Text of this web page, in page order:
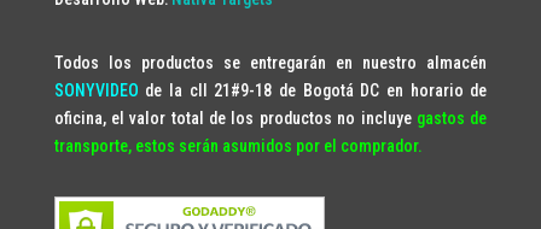
Todos los productos se entregarán en nuestro almacén
SONYVIDEO de la cll 21#9-18 de Bogotá DC en horario de
oficina, el valor total de los productos no incluye gastos de
transporte, estos serán asumidos por el comprador.